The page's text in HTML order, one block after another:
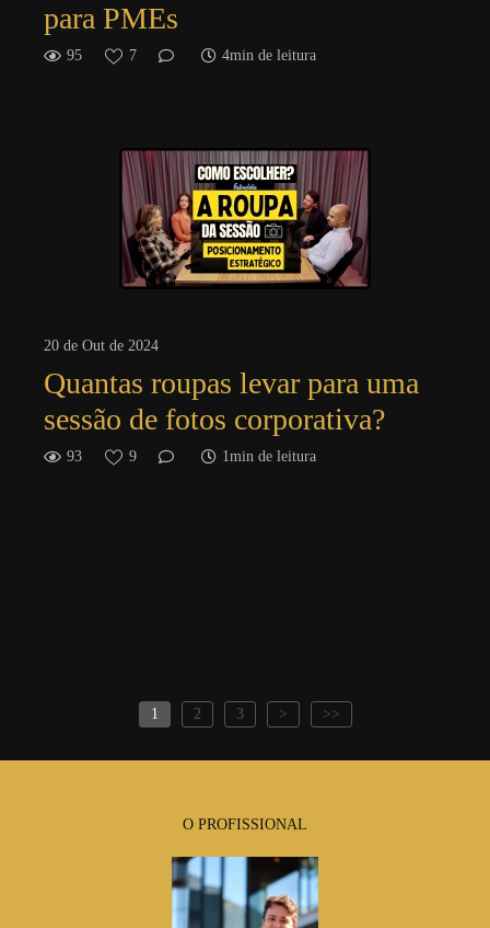
para PMEs
95 7 4min de leitura
20 de Out de 2024
Quantas roupas levar para uma
sessão de fotos corporativa?
93 9 1min de leitura
1 2 3 > >>
O PROFISSIONAL